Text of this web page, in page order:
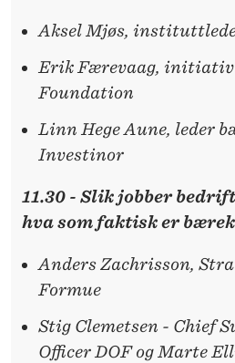
Aksel Mjøs,
Erik Færevaag,
Foundation
Linn Hege Aune, leder
Investinor
11.30 - Slik jobber
hva som faktisk er
Anders Zachrisson,
Formue
Stig Clemetsen - Chief
Officer DOF og Marte